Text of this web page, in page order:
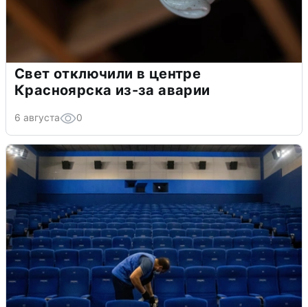
Свет отключили в центре
Красноярска из-за аварии
6 августа 0